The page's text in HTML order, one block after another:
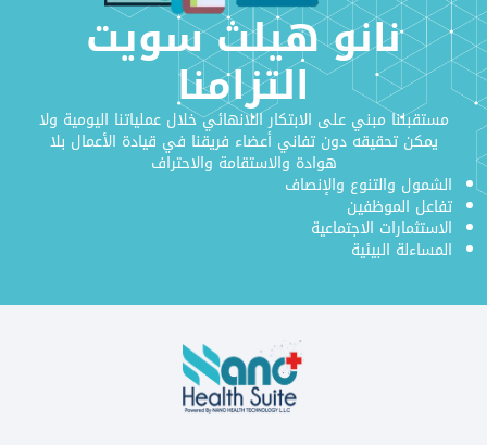
نانو هيلث سويت
التزامنا
مستقبلنا مبني على الابتكار اللانهائي خلال عملياتنا اليومية ولا
يمكن تحقيقه دون تفاني أعضاء فريقنا في قيادة الأعمال بلا
هوادة والاستقامة والاحتراف
الشمول والتنوع والإنصاف
تفاعل الموظفين
الاستثمارات الاجتماعية
المساءلة البيئية